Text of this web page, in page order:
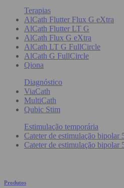
Terapias
AlCath Flutter Flux G eXtra
AlCath Flutter LT G
AlCath Flux G eXtra
AlCath LT G FullCircle
AlCath G FullCircle
Qiona
Diagnóstico
ViaCath
MultiCath
Qubic Stim
Estimulação temporária
Cateter de estimulação
Cateter de estimulação
Produtos